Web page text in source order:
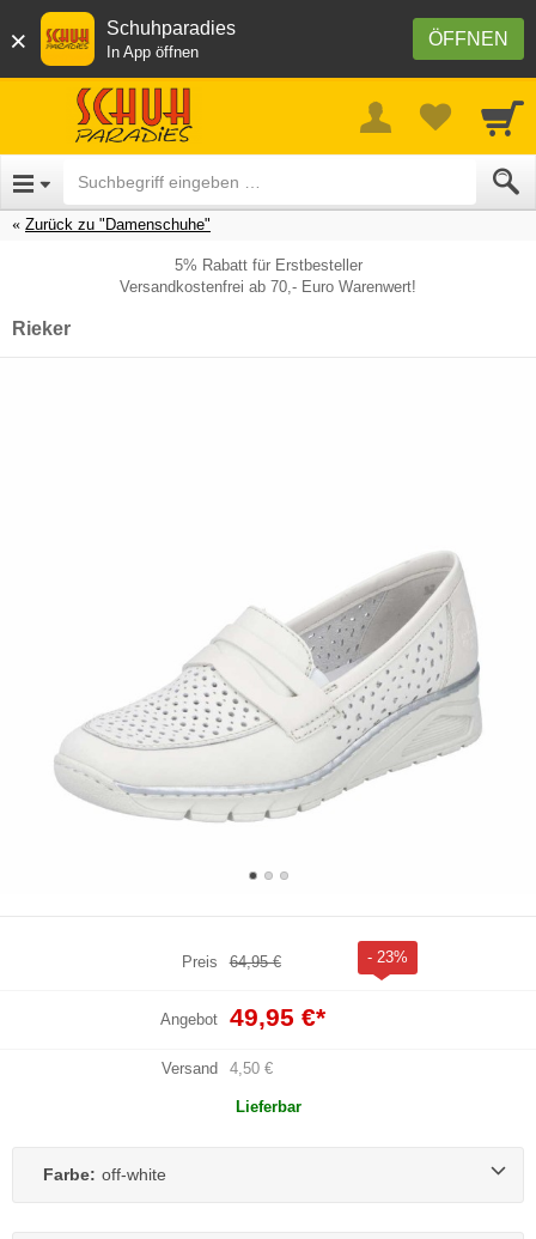
× ÖFFNEN
Schuhparadies
In App öffnen
Zurück zu "Damenschuhe"
5% Rabatt für Erstbesteller
Versandkostenfrei ab 70,- Euro Warenwert!
Rieker
Preis 64,95 € - 23%
Angebot 49,95 €*
Versand 4,50 €
Lieferbar
Farbe: off-white